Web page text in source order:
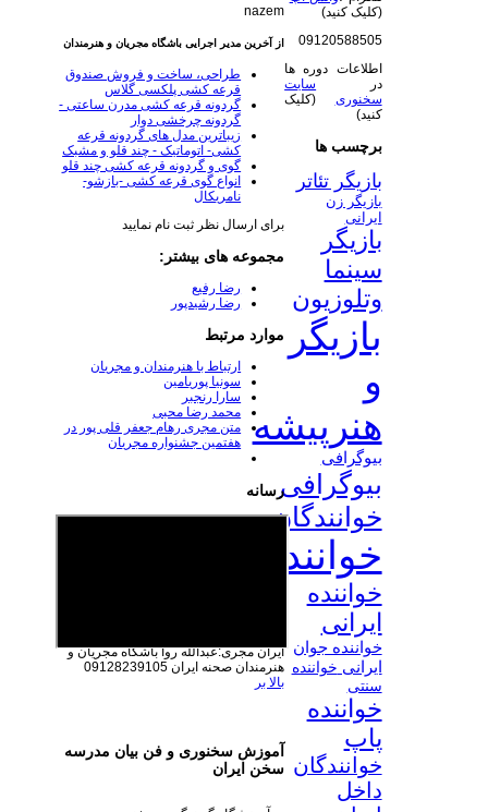
nazem
از آخرین مدیر اجرایی باشگاه مجریان و هنرمندان
طراحی، ساخت و فروش صندوق
قرعه کشی پلکسی گلاس
گردونه قرعه کشی مدرن ساعتی -
گردونه چرخشی دوار
زیباترین مدل های گردونه قرعه
کشی- اتوماتیک - چند قلو و مشبک
گوی و گردونه قرعه کشی چند قلو
انواع گوی قرعه کشی -بازشو-
نامریکال
برای ارسال نظر ثبت نام نمایید
مجموعه های بیشتر:
رضا رفیع
رضا رشیدپور
موارد مرتبط
ارتباط با هنرمندان و مجریان
سونیا پوریامین
سارا رنجبر
محمد رضا محبی
متن مجری رهام جعفر قلی پور در
هفتمین جشنواره مجریان
رسانه
ایران مجری:عبدالله روا باشگاه مجریان و
هنرمندان صحنه ایران 09128239105
بالا بر
آموزش سخنوری و فن بیان مدرسه
سخن ایران
(کلیک کنید)
09120588505
اطلاعات دوره ها
در سایت
سخنوری (کلیک
کنید)
برچسب ها
بازیگر تئاتر
بازیگر زن
ایرانی
بازیگر
سینما
وتلوزیون
بازیگر
و
هنرپیشه
بیوگرافی
بیوگرافی
خوانندگان
خواننده
خواننده
ایرانی
خواننده جوان
ایرانی خواننده
سنتی
خواننده
پاپ
خوانندگان
داخل